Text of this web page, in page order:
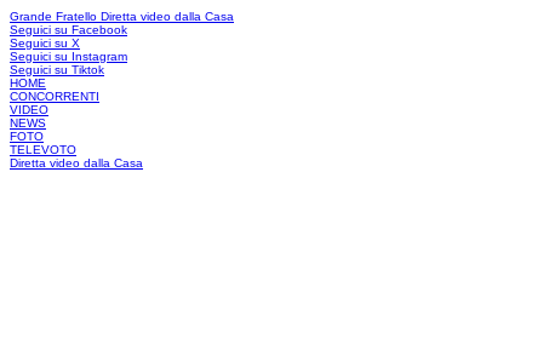
Grande Fratello Diretta video dalla Casa
Seguici su Facebook
Seguici su X
Seguici su Instagram
Seguici su Tiktok
HOME
CONCORRENTI
VIDEO
NEWS
FOTO
TELEVOTO
Diretta video dalla Casa